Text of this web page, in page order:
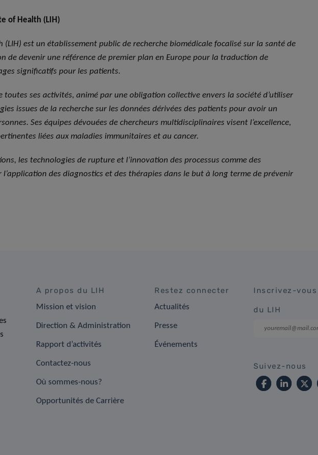
of Health (LIH)
est un établissement public de recherche biomédicale focalisé sur la santé de
de devenir une référence de premier plan en Europe pour la traduction de
significatifs pour les patients.
ses activités, animé par une obligation collective envers la société d’utiliser
issues de la recherche sur les données dérivées des patients pour avoir un
Ses équipes dévouées de chercheurs multidisciplinaires visent l’excellence,
liées aux maladies immunitaires et au cancer.
les technologies de rupture et l’innovation des processus comme des
des diagnostics et des thérapies dans le but à long terme de prévenir
A propos du LIH
Mission et vision
Direction & Administration
Rapport d’activités
Contactez-nous
Où sommes-nous?
Opportunités de Carrière
Restez connecter
Actualités
Presse
Événements
Inscrivez-
du LIH
Suivez-nous